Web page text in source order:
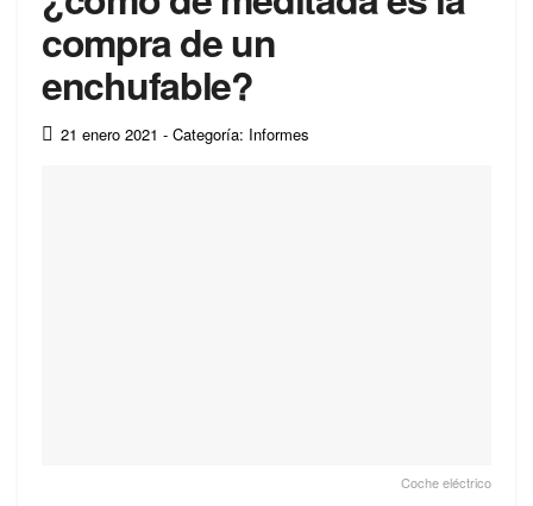
compra de un
enchufable?
21 enero 2021 - Categoría: Informes
Coche eléctrico